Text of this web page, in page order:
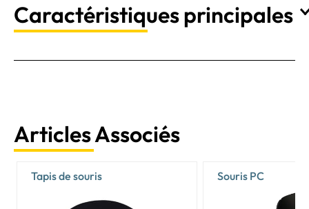
Caractéristiques principales
Articles Associés
Tapis de souris Souris PC